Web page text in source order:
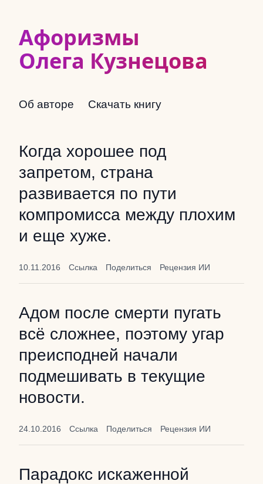
Афоризмы
Олега Кузнецова
Об авторе Скачать книгу
Когда хорошее под
запретом, страна
развивается по пути
компромисса между плохим
и еще хуже.
10.11.2016 Ссылка Поделиться Рецензия ИИ
Адом после смерти пугать
всё сложнее, поэтому угар
преисподней начали
подмешивать в текущие
новости.
24.10.2016 Ссылка Поделиться Рецензия ИИ
Парадокс искаженной